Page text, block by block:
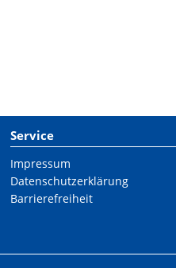
Service
Impressum
Datenschutzerklärung
Barrierefreiheit